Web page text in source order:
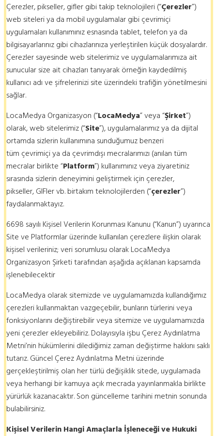
Çerezler, pikseller, gifler gibi takip teknolojileri (“Çerezler”)
web siteleri ya da mobil uygulamalar gibi çevrimiçi
uygulamaları kullanımınız esnasında tablet, telefon ya da
bilgisayarlarınız gibi cihazlarınıza yerleştirilen küçük dosyalardır.
Çerezler sayesinde web sitelerimiz ve uygulamalarımıza ait
sunucular size ait cihazları tanıyarak örneğin kaydedilmiş
kullanıcı adı ve şifrelerinizi site üzerindeki trafiğin yönetilmesini
sağlar.
LocaMedya Organizasyon (“LocaMedya” veya “Şirket”)
olarak, web sitelerimiz (“Site”), uygulamalarımız ya da dijital
ortamda sizlerin kullanımına sunduğumuz benzeri
tüm çevrimiçi ya da çevrimdışı mecralarımızı (anılan tüm
mecralar birlikte “Platform”) kullanımınız veya ziyaretiniz
sırasında sizlerin deneyimini geliştirmek için çerezler,
pikseller, GIFler vb. birtakım teknolojilerden (“çerezler”)
faydalanmaktayız.
6698 sayılı Kişisel Verilerin Korunması Kanunu (“Kanun”) uyarınca
Site ve Platformlar üzerinde kullanılan çerezlere ilişkin olarak
kişisel verileriniz; veri sorumlusu olarak LocaMedya
Organizasyon Şirketi tarafından aşağıda açıklanan kapsamda
işlenebilecektir
LocaMedya olarak sitemizde ve uygulamamızda kullandığımız
çerezleri kullanmaktan vazgeçebilir, bunların türlerini veya
fonksiyonlarını değiştirebilir veya sitemize ve uygulamamızda
yeni çerezler ekleyebiliriz. Dolayısıyla işbu Çerez Aydınlatma
Metni’nin hükümlerini dilediğimiz zaman değiştirme hakkını saklı
tutarız. Güncel Çerez Aydınlatma Metni üzerinde
gerçekleştirilmiş olan her türlü değişiklik sitede, uygulamada
veya herhangi bir kamuya açık mecrada yayınlanmakla birlikte
yürürlük kazanacaktır. Son güncelleme tarihini metnin sonunda
bulabilirsiniz.
Kişisel Verilerin Hangi Amaçlarla İşleneceği ve Hukuki